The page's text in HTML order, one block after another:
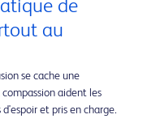
de
au
se cache une
aident les
et pris en charge.